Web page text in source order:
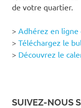
de votre quartier.
> Adhérez en
> Téléchargez le
> Découvrez le
SUIVEZ-NOUS